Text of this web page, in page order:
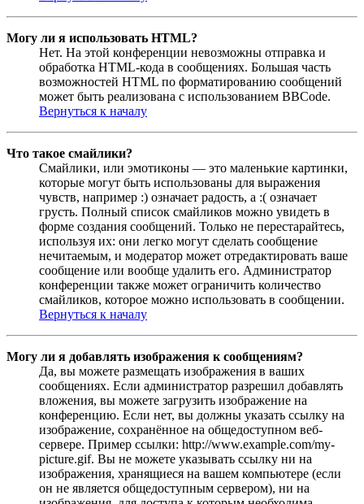
Могу ли я использовать HTML?
Нет. На этой конференции невозможны отправка и
обработка HTML-кода в сообщениях. Большая часть
возможностей HTML по форматированию сообщений
может быть реализована с использованием BBCode.
Вернуться к началу
Что такое смайлики?
Смайлики, или эмотиконы — это маленькие картинки,
которые могут быть использованы для выражения
чувств, например :) означает радость, а :( означает
грусть. Полный список смайликов можно увидеть в
форме создания сообщений. Только не перестарайтесь,
используя их: они легко могут сделать сообщение
нечитаемым, и модератор может отредактировать ваше
сообщение или вообще удалить его. Администратор
конференции также может ограничить количество
смайликов, которое можно использовать в сообщении.
Вернуться к началу
Могу ли я добавлять изображения к сообщениям?
Да, вы можете размещать изображения в ваших
сообщениях. Если администратор разрешил добавлять
вложения, вы можете загрузить изображение на
конференцию. Если нет, вы должны указать ссылку на
изображение, сохранённое на общедоступном веб-
сервере. Пример ссылки: http://www.example.com/my-
picture.gif. Вы не можете указывать ссылку ни на
изображения, хранящиеся на вашем компьютере (если
он не является общедоступным сервером), ни на